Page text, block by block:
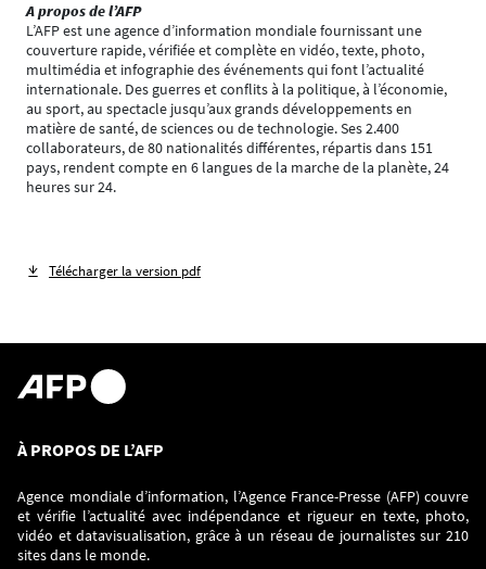
A propos de l’AFP
L’AFP est une agence d’information mondiale fournissant une
couverture rapide, vérifiée et complète en vidéo, texte, photo,
multimédia et infographie des événements qui font l’actualité
internationale. Des guerres et conflits à la politique, à l’économie,
au sport, au spectacle jusqu’aux grands développements en
matière de santé, de sciences ou de technologie. Ses 2.400
collaborateurs, de 80 nationalités différentes, répartis dans 151
pays, rendent compte en 6 langues de la marche de la planète, 24
heures sur 24.
Télécharger la version pdf
À PROPOS DE L’AFP
Agence mondiale d’information, l’Agence France-Presse (AFP) couvre
et vérifie l’actualité avec indépendance et rigueur en texte, photo,
vidéo et datavisualisation, grâce à un réseau de journalistes sur 210
sites dans le monde.